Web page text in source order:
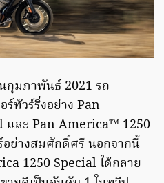
กุมภาพันธ์ 2021 รถ
ร์ทัวร์ริ่งอย่าง Pan
ละ Pan America™ 1250
อย่างสมศักดิ์ศรี นอกจากนี้
1250 Special ได้กลาย